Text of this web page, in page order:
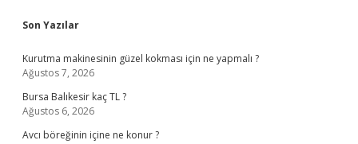
Sidebar
Son Yazılar
Kurutma makinesinin güzel kokması için ne yapmalı ?
Ağustos 7, 2026
Bursa Balıkesir kaç TL ?
Ağustos 6, 2026
Avcı böreğinin içine ne konur ?